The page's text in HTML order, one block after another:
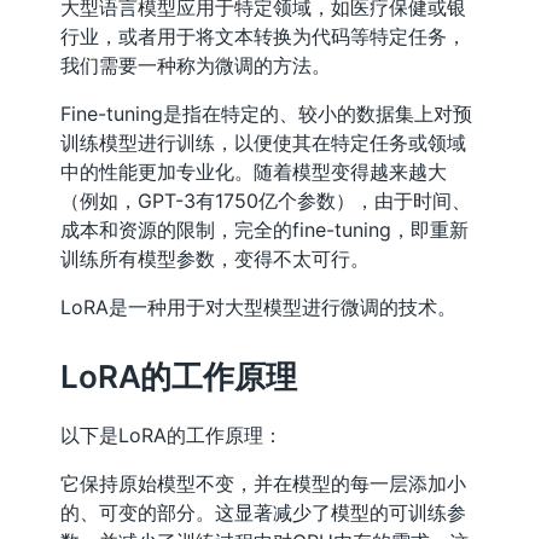
大型语言模型应用于特定领域，如医疗保健或银
行业，或者用于将文本转换为代码等特定任务，
我们需要一种称为微调的方法。
Fine-tuning是指在特定的、较小的数据集上对预
训练模型进行训练，以便使其在特定任务或领域
中的性能更加专业化。随着模型变得越来越大
（例如，GPT-3有1750亿个参数），由于时间、
成本和资源的限制，完全的fine-tuning，即重新
训练所有模型参数，变得不太可行。
LoRA是一种用于对大型模型进行微调的技术。
LoRA的工作原理
以下是LoRA的工作原理：
它保持原始模型不变，并在模型的每一层添加小
的、可变的部分。这显著减少了模型的可训练参